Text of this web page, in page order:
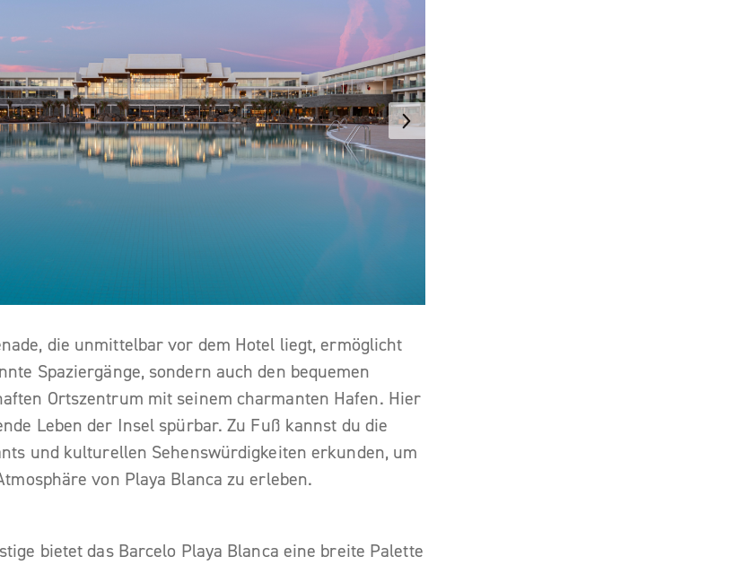
die unmittelbar vor dem Hotel liegt, ermöglicht
Spaziergänge, sondern auch den bequemen
Ortszentrum mit seinem charmanten Hafen. Hier
Leben der Insel spürbar. Zu Fuß kannst du die
und kulturellen Sehenswürdigkeiten erkunden, um
von Playa Blanca zu erleben.
bietet das Barcelo Playa Blanca eine breite Palette